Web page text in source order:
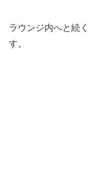
ラウンジ内へと続
す。